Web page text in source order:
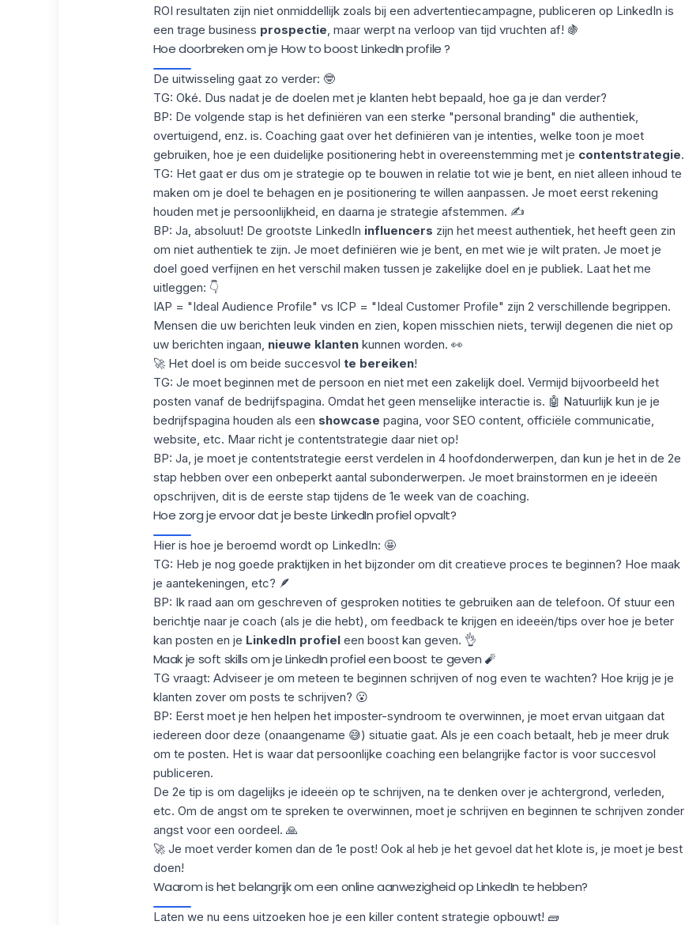
ROI resultaten zijn niet onmiddellijk zoals bij een advertentiecampagne, publiceren op LinkedIn is
een trage business prospectie, maar werpt na verloop van tijd vruchten af! 🍇
Hoe doorbreken om je How to boost LinkedIn profile ?
De uitwisseling gaat zo verder: 🤓
TG: Oké. Dus nadat je de doelen met je klanten hebt bepaald, hoe ga je dan verder?
BP: De volgende stap is het definiëren van een sterke "personal branding" die authentiek,
overtuigend, enz. is. Coaching gaat over het definiëren van je intenties, welke toon je moet
gebruiken, hoe je een duidelijke positionering hebt in overeenstemming met je contentstrategie.
TG: Het gaat er dus om je strategie op te bouwen in relatie tot wie je bent, en niet alleen inhoud te
maken om je doel te behagen en je positionering te willen aanpassen. Je moet eerst rekening
houden met je persoonlijkheid, en daarna je strategie afstemmen. ✍️
BP: Ja, absoluut! De grootste LinkedIn influencers zijn het meest authentiek, het heeft geen zin
om niet authentiek te zijn. Je moet definiëren wie je bent, en met wie je wilt praten. Je moet je
doel goed verfijnen en het verschil maken tussen je zakelijke doel en je publiek. Laat het me
uitleggen: 👇
IAP = "Ideal Audience Profile" vs ICP = "Ideal Customer Profile" zijn 2 verschillende begrippen.
Mensen die uw berichten leuk vinden en zien, kopen misschien niets, terwijl degenen die niet op
uw berichten ingaan, nieuwe klanten kunnen worden. 👀
🚀 Het doel is om beide succesvol te bereiken!
TG: Je moet beginnen met de persoon en niet met een zakelijk doel. Vermijd bijvoorbeeld het
posten vanaf de bedrijfspagina. Omdat het geen menselijke interactie is. 🤖 Natuurlijk kun je je
bedrijfspagina houden als een showcase pagina, voor SEO content, officiële communicatie,
website, etc. Maar richt je contentstrategie daar niet op!
BP: Ja, je moet je contentstrategie eerst verdelen in 4 hoofdonderwerpen, dan kun je het in de 2e
stap hebben over een onbeperkt aantal subonderwerpen. Je moet brainstormen en je ideeën
opschrijven, dit is de eerste stap tijdens de 1e week van de coaching.
Hoe zorg je ervoor dat je beste LinkedIn profiel opvalt?
Hier is hoe je beroemd wordt op LinkedIn: 🤩
TG: Heb je nog goede praktijken in het bijzonder om dit creatieve proces te beginnen? Hoe maak
je aantekeningen, etc? 🪶
BP: Ik raad aan om geschreven of gesproken notities te gebruiken aan de telefoon. Of stuur een
berichtje naar je coach (als je die hebt), om feedback te krijgen en ideeën/tips over hoe je beter
kan posten en je LinkedIn profiel een boost kan geven. 👌
Maak je soft skills om je LinkedIn profiel een boost te geven 🧨
TG vraagt: Adviseer je om meteen te beginnen schrijven of nog even te wachten? Hoe krijg je je
klanten zover om posts te schrijven? 😮
BP: Eerst moet je hen helpen het imposter-syndroom te overwinnen, je moet ervan uitgaan dat
iedereen door deze (onaangename 😅) situatie gaat. Als je een coach betaalt, heb je meer druk
om te posten. Het is waar dat persoonlijke coaching een belangrijke factor is voor succesvol
publiceren.
De 2e tip is om dagelijks je ideeën op te schrijven, na te denken over je achtergrond, verleden,
etc. Om de angst om te spreken te overwinnen, moet je schrijven en beginnen te schrijven zonder
angst voor een oordeel. 🙏
🚀 Je moet verder komen dan de 1e post! Ook al heb je het gevoel dat het klote is, je moet je best
doen!
Waarom is het belangrijk om een online aanwezigheid op LinkedIn te hebben?
Laten we nu eens uitzoeken hoe je een killer content strategie opbouwt! 🧱